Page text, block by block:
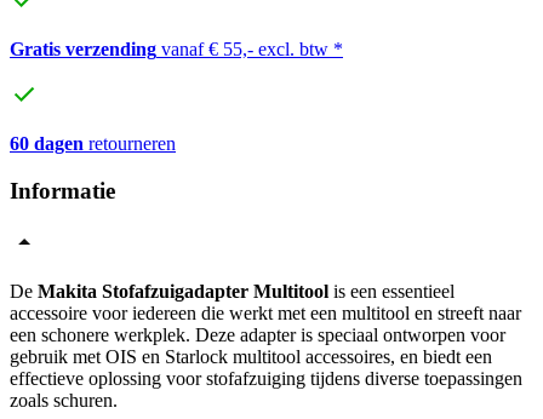
Gratis verzending vanaf € 55,- excl. btw *
60 dagen retourneren
Informatie
De Makita Stofafzuigadapter Multitool is een essentieel
accessoire voor iedereen die werkt met een multitool en streeft naar
een schonere werkplek. Deze adapter is speciaal ontworpen voor
gebruik met OIS en Starlock multitool accessoires, en biedt een
effectieve oplossing voor stofafzuiging tijdens diverse toepassingen
zoals schuren.